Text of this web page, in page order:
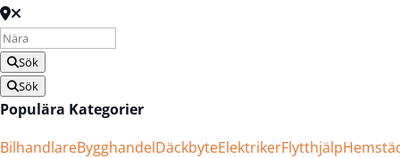
Sök
Sök
Populära Kategorier
BilhandlareBygghandelDäckbyteElektrikerFlytthjälp